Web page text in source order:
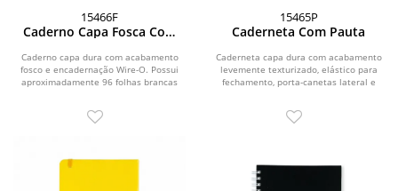
15466F
Caderno Capa Fosca Com
Caderno capa dura com acabamento
fosco e encadernação Wire-O. Possui
aproximadamente 96 folhas brancas
15465P
Caderneta Com Pauta
Caderneta capa dura com acabamento
levemente texturizado, elástico para
fechamento, porta-canetas lateral e